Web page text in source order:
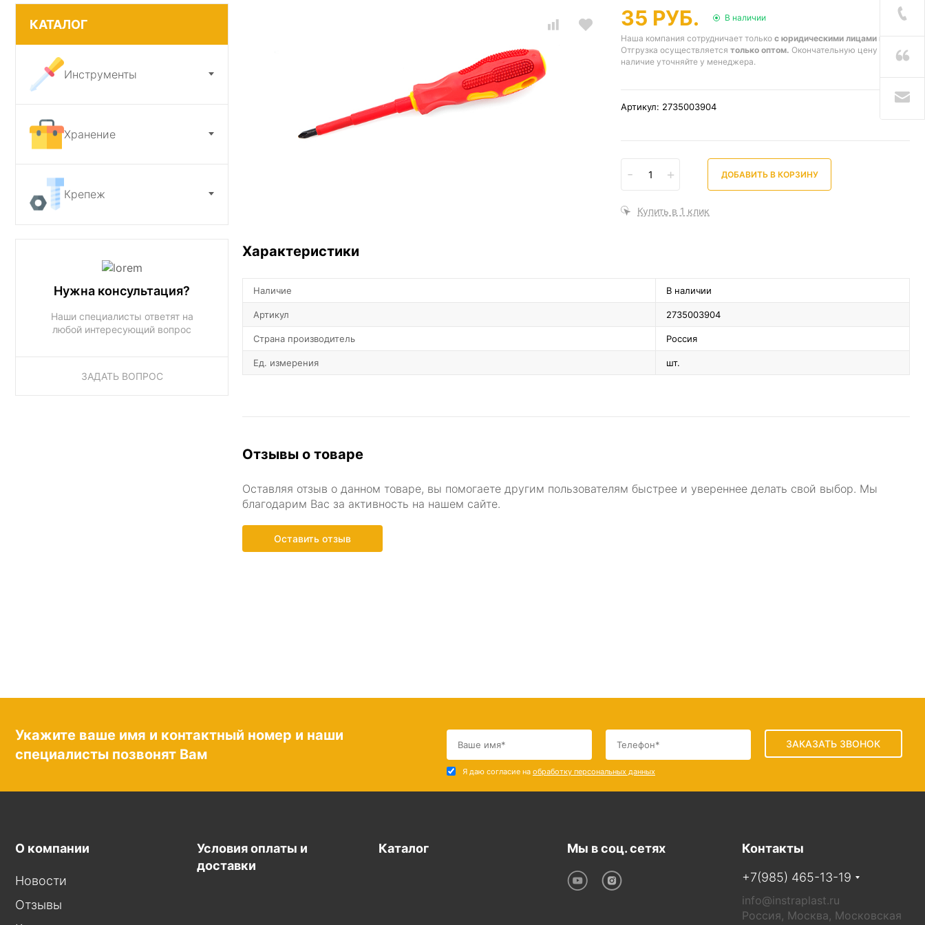
КАТАЛОГ
Инструменты
Хранение
Крепеж
Нужна консультация?
Наши специалисты ответят на
любой интересующий вопрос
ЗАДАТЬ ВОПРОС
35 РУБ.
В наличии
Наша компания сотрудничает только с юридическими лицами и ИП
Отгрузка осуществляется только оптом. Окончательную цену и
наличие уточняйте у менеджера.
Артикул: 2735003904
- + ДОБАВИТЬ В КОРЗИНУ
Купить в 1 клик
Характеристики
Наличие В наличии
Артикул 2735003904
Страна производитель Россия
Ед. измерения шт.
Отзывы о товаре
Оставляя отзыв о данном товаре, вы помогаете другим пользователям быстрее и увереннее делать свой выбор. Мы
благодарим Вас за активность на нашем сайте.
Оставить отзыв
Укажите ваше имя и контактный номер и наши
специалисты позвонят Вам
ЗАКАЗАТЬ ЗВОНОК
Я даю согласие на обработку персональных данных
О компании
Новости
Отзывы
Условия оплаты и
доставки
Каталог Мы в соц. сетях
Контакты
+7(985) 465-13-19
info@instraplast.ru
Россия, Москва, Московская
Садовый инструмент